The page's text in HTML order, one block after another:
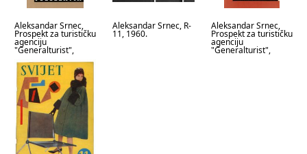
Aleksandar Srnec,
Prospekt za turističku
agenciju
"Generalturist",
Aleksandar Srnec, R-
11, 1960.
Aleksandar Srnec,
Prospekt za turističku
agenciju
"Generalturist",